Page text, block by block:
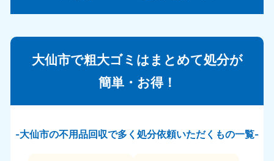
大仙市で粗大ゴミはまとめて処分が
簡単・お得！
大仙市の不用品回収で多く処分依頼いただくもの一覧